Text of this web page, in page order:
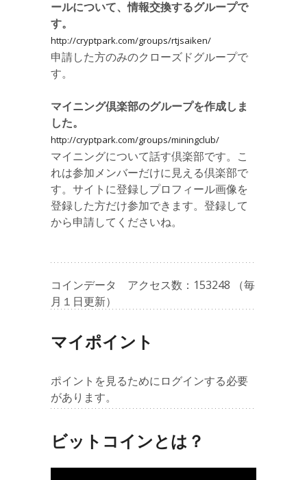
ールについて、情報交換するグループで
す。
http://cryptpark.com/groups/rtjsaiken/
申請した方のみのクローズドグループで
す。
マイニング倶楽部のグループを作成しま
した。
http://cryptpark.com/groups/miningclub/
マイニングについて話す倶楽部です。こ
れは参加メンバーだけに見える倶楽部で
す。サイトに登録しプロフィール画像を
登録した方だけ参加できます。登録して
から申請してくださいね。
コインデータ アクセス数：153248 （毎
月１日更新）
マイポイント
ポイントを見るためにログインする必要
があります。
ビットコインとは？